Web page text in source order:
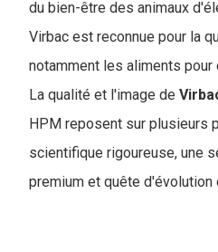
du bien-être des animaux
Virbac est reconnue pour la
notamment les aliments pour
La qualité et l'image de
HPM reposent sur plusieurs
scientifique rigoureuse, une
premium et quête d'évolution